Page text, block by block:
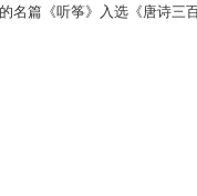
名篇《听筝》入选《唐诗三